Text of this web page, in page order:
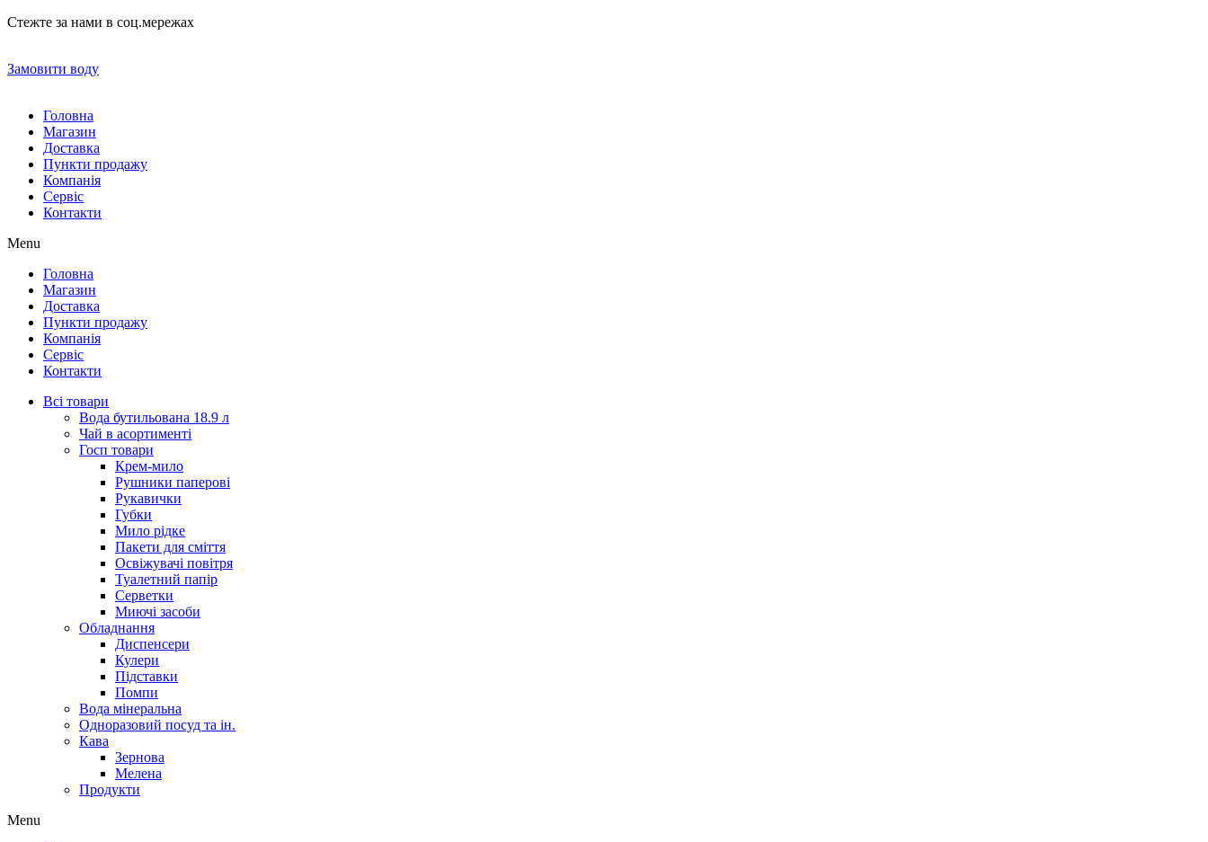
Стежте за нами в соц.мережах
Замовити воду
Головна
Магазин
Доставка
Пункти продажу
Компанія
Сервіс
Контакти
Menu
Головна
Магазин
Доставка
Пункти продажу
Компанія
Сервіс
Контакти
Всі товари
Вода бутильована 18.9 л
Чай в асортименті
Госп товари
Крем-мило
Рушники паперові
Рукавички
Губки
Мило рідке
Пакети для сміття
Освіжувачі повітря
Туалетний папір
Серветки
Миючі засоби
Обладнання
Диспенсери
Кулери
Підставки
Помпи
Вода мінеральна
Одноразовий посуд та ін.
Кава
Зернова
Мелена
Продукти
Menu